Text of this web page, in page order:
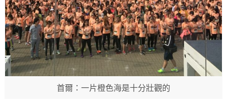
首爾：一片橙色海是十分壯觀的